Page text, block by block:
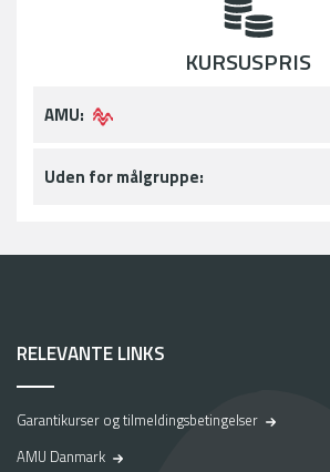
KURSUSPRIS
AMU:
Uden for målgruppe:
RELEVANTE LINKS
Garantikurser og tilmeldingsbetingelser
AMU Danmark